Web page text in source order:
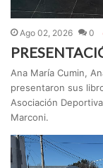
Ago 02, 2026 0
Ana María Cumin,
presentaron sus
Asociación
Marconi.